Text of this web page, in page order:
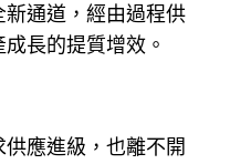
新通道，經由過程供
長的提質增效。
應進級，也離不開